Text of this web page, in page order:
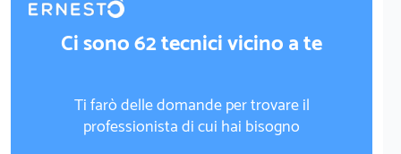
Ci sono 62 tecnici vicino a te
Ti farò delle domande per trovare il
professionista di cui hai bisogno